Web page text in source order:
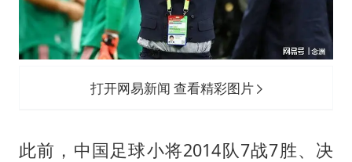
打开网易新闻 查看精彩图片
此前，中国足球小将2014队7战7胜、决